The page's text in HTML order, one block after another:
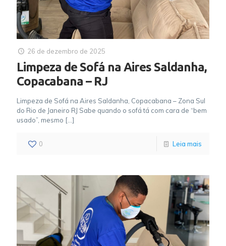
26 de dezembro de 2025
Limpeza de Sofá na Aires Saldanha,
Copacabana – RJ
Limpeza de Sofá na Aires Saldanha, Copacabana – Zona Sul
do Rio de Janeiro RJ Sabe quando o sofá tá com cara de “bem
usado”, mesmo […]
0 Leia mais